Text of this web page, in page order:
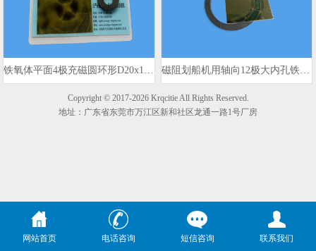
铁氧体平面4极充磁圆环形D20x10x3mm 980gs 磁阻划船机用轴向12极大内孔铁氧体磁环
Copyright © 2017-2026 Krqcitie All Rights Reserved.
地址：广东省东莞市万江区新和社区龙通一路1号厂房
网站首页 电话咨询 短信咨询 联系我们